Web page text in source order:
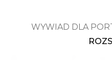
WYWIAD DLA